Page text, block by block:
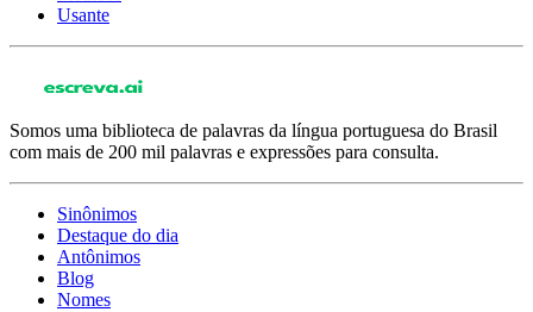
Usante
Somos uma biblioteca de palavras da língua portuguesa do Brasil
com mais de 200 mil palavras e expressões para consulta.
Sinônimos
Destaque do dia
Antônimos
Blog
Nomes